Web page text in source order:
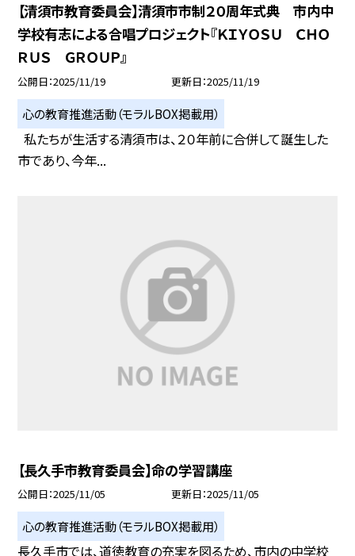
【清須市教育委員会】清須市市制２０周年式典 市内中
学校有志による合唱プロジェクト『ＫＩＹＯＳＵ ＣＨＯ
ＲＵＳ ＧＲＯＵＰ』
公開日 2025/11/19 更新日 2025/11/19
心の教育推進活動（モラルBOX掲載用）
私たちが生活する清須市は、２０年前に合併して誕生した
市であり、今年...
【長久手市教育委員会】命の学習講座
公開日 2025/11/05 更新日 2025/11/05
心の教育推進活動（モラルBOX掲載用）
長久手市では、道徳教育の充実を図るため、市内の中学校